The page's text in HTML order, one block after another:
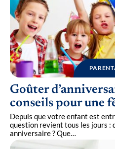
Goûter
conseils pour une
Depuis que votre enfant est
question revient tous les jours :
anniversaire ? Que…